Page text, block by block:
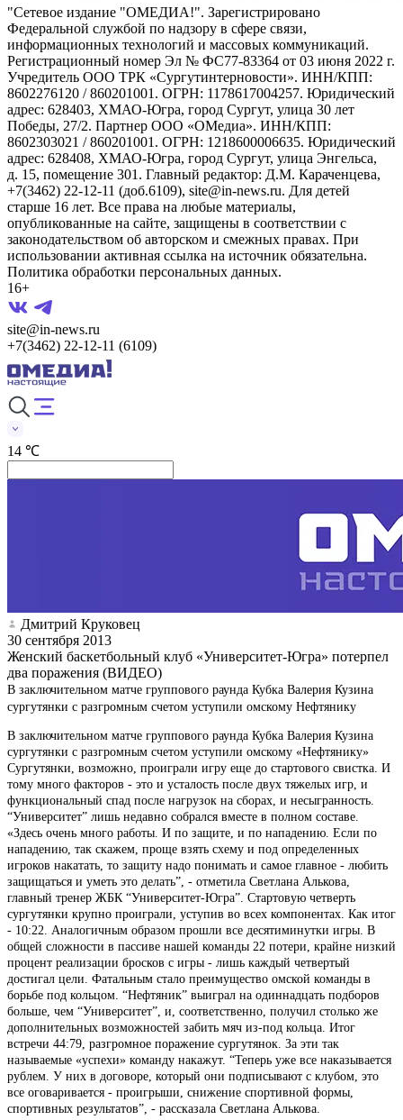
"Сетевое издание "ОМЕДИА!". Зарегистрировано
Федеральной службой по надзору в сфере связи,
информационных технологий и массовых коммуникаций.
Регистрационный номер Эл № ФС77-83364 от 03 июня 2022 г.
Учредитель ООО ТРК «Сургутинтерновости». ИНН/КПП:
8602276120 / 860201001. ОГРН: 1178617004257. Юридический
адрес: 628403, ХМАО-Югра, город Сургут, улица 30 лет
Победы, 27/2. Партнер ООО «ОМедиа». ИНН/КПП:
8602303021 / 860201001. ОГРН: 1218600006635. Юридический
адрес: 628408, ХМАО-Югра, город Сургут, улица Энгельса,
д. 15, помещение 301. Главный редактор: Д.М. Караченцева,
+7(3462) 22-12-11 (доб.6109), site@in-news.ru. Для детей
старше 16 лет. Все права на любые материалы,
опубликованные на сайте, защищены в соответствии с
законодательством об авторском и смежных правах. При
использовании активная ссылка на источник обязательна.
Политика обработки персональных данных.
16+
site@in-news.ru
+7(3462) 22-12-11 (6109)
14 ℃
Дмитрий Круковец
30 сентября 2013
Женский баскетбольный клуб «Университет-Югра» потерпел
два поражения (ВИДЕО)
В заключительном матче группового раунда Кубка Валерия Кузина
сургутянки с разгромным счетом уступили омскому Нефтянику
В заключительном матче группового раунда Кубка Валерия Кузина
сургутянки с разгромным счетом уступили омскому «Нефтянику»
Сургутянки, возможно, проиграли игру еще до стартового свистка. И
тому много факторов - это и усталость после двух тяжелых игр, и
функциональный спад после нагрузок на сборах, и несыгранность.
“Университет” лишь недавно собрался вместе в полном составе.
«Здесь очень много работы. И по защите, и по нападению. Если по
нападению, так скажем, проще взять схему и под определенных
игроков накатать, то защиту надо понимать и самое главное - любить
защищаться и уметь это делать”, - отметила Светлана Алькова,
главный тренер ЖБК “Университет-Югра”. Стартовую четверть
сургутянки крупно проиграли, уступив во всех компонентах. Как итог
- 10:22. Аналогичным образом прошли все десятиминутки игры. В
общей сложности в пассиве нашей команды 22 потери, крайне низкий
процент реализации бросков с игры - лишь каждый четвертый
достигал цели. Фатальным стало преимущество омской команды в
борьбе под кольцом. “Нефтяник” выиграл на одиннадцать подборов
больше, чем “Университет”, и, соответственно, получил столько же
дополнительных возможностей забить мяч из-под кольца. Итог
встречи 44:79, разгромное поражение сургутянок. За эти так
называемые «успехи» команду накажут. “Теперь уже все наказывается
рублем. У них в договоре, который они подписывают с клубом, это
все оговаривается - проигрыши, снижение спортивной формы,
спортивных результатов”, - рассказала Светлана Алькова.